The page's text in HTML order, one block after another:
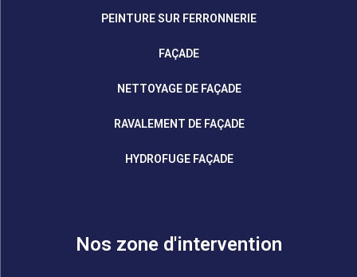
PEINTURE SUR FERRONNERIE
FAÇADE
NETTOYAGE DE FAÇADE
RAVALEMENT DE FAÇADE
HYDROFUGE FAÇADE
Nos zone d'intervention